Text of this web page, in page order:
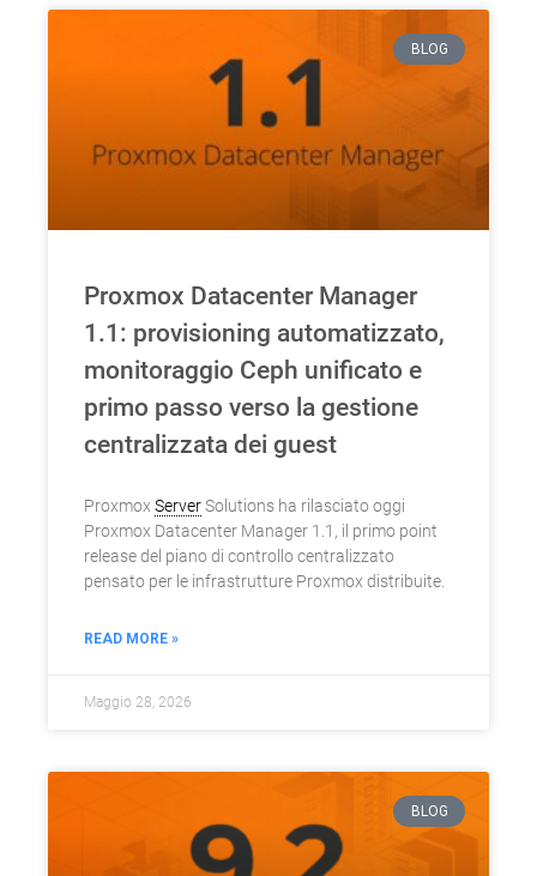
BLOG
Proxmox Datacenter Manager
1.1: provisioning automatizzato,
monitoraggio Ceph unificato e
primo passo verso la gestione
centralizzata dei guest
Proxmox ServerSolutions ha rilasciato oggi
Proxmox Datacenter Manager 1.1, il primo point
release del piano di controllo centralizzato
pensato per le infrastrutture Proxmox distribuite.
READ MORE »
Maggio 28, 2026
BLOG